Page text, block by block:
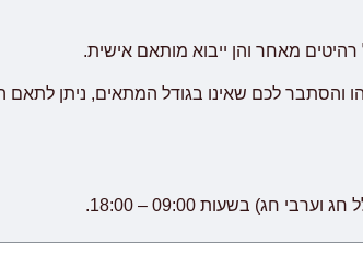
מאחר והן ייבוא מותאם אישית.
והסתבר לכם שאינו בגודל המתאים, ניתן
חג) בשעות 09:00 – 18:00.